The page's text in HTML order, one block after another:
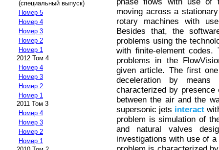
(специальный выпуск)
Номер 5
Номер 4
Номер 3
Номер 2
Номер 1
2012 Том 4
Номер 4
Номер 3
Номер 2
Номер 1
2011 Том 3
Номер 4
Номер 3
Номер 2
Номер 1
moving across a
rotary machines with
Besides that, the
problems using the
with finite-element codes.
problems in the
given article. The first
deceleration by
characterized by
between the air and the
supersonic jets interact
problem is simulation of
and natural valves
investigations with use of